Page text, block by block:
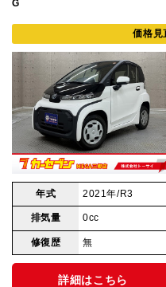
G
価格見
年式 2021年/R3
排気量 0cc
修復歴 無
詳細はこちら